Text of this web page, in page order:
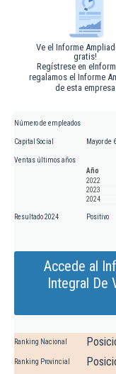
Ve el Informe
gratis!
Regístrese en
regalamos el Informe
de esta empresa
Número de empleados
Capital Social Mayor de
Ventas últimos años
Año
2022
2023
2024
Resultado 2024 Positivo
Accede al
Integral De
Ranking Nacional
Ranking Provincial